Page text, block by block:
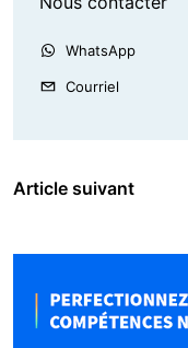
WhatsApp
Courriel
Article suivant